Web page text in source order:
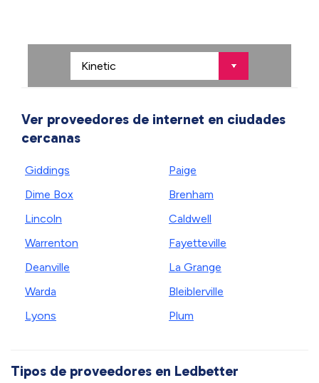
Ver proveedores de internet en ciudades
cercanas
Giddings
Dime Box
Lincoln
Warrenton
Deanville
Warda
Lyons
Paige
Brenham
Caldwell
Fayetteville
La Grange
Bleiblerville
Plum
Tipos de proveedores en Ledbetter